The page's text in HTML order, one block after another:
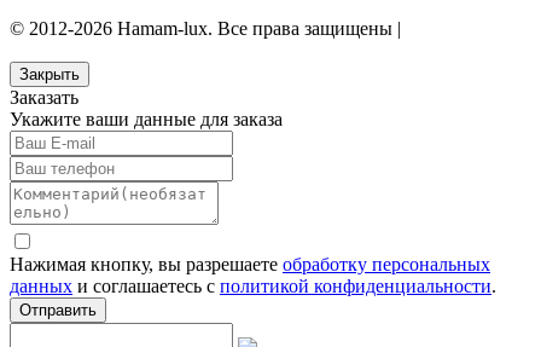
© 2012-2026 Hamam-lux. Все права защищены |
Закрыть
Заказать
Укажите ваши данные для заказа
Нажимая кнопку, вы разрешаете обработку персональных
данных и соглашаетесь с политикой конфиденциальности.
Отправить